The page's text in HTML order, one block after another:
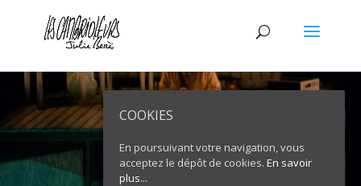
COOKIES
En poursuivant votre navigation, vous
acceptez le dépôt de cookies. En savoir
plus...